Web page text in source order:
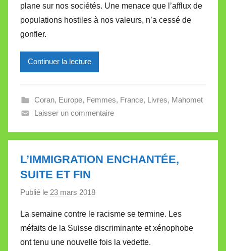
i
r
l
l
V
a
l
t
e
plane sur nos sociétés. Une menace que l’afflux de
populations hostiles à nos valeurs, n’a cessé de
gonfler.
Continuer la lecture
Coran, Europe, Femmes, France, Livres, Mahomet
Laisser un commentaire
L’IMMIGRATION ENCHANTÉE,
SUITE ET FIN
Publié le 23 mars 2018
r
M
i
La semaine contre le racisme se termine. Les
méfaits de la Suisse discriminante et xénophobe
ont tenu une nouvelle fois la vedette.